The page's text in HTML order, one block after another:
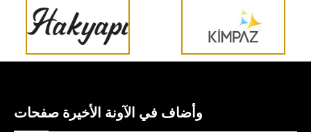
وأضاف في الآونة الأخيرة صفحات